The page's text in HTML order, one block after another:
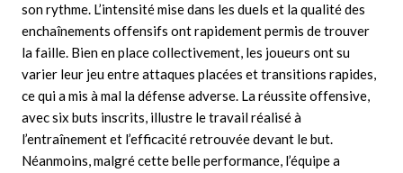
son rythme. L’intensité mise dans les duels et la qualité des
enchaînements offensifs ont rapidement permis de trouver
la faille. Bien en place collectivement, les joueurs ont su
varier leur jeu entre attaques placées et transitions rapides,
ce qui a mis à mal la défense adverse. La réussite offensive,
avec six buts inscrits, illustre le travail réalisé à
l’entraînement et l’efficacité retrouvée devant le but.
Néanmoins, malgré cette belle performance, l’équipe a